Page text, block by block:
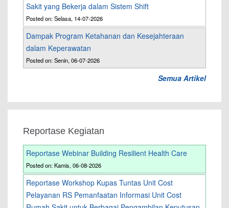
Sakit yang Bekerja dalam Sistem Shift
Posted on: Selasa, 14-07-2026
Dampak Program Ketahanan dan Kesejahteraan
dalam Keperawatan
Posted on: Senin, 06-07-2026
Semua Artikel
Reportase Kegiatan
Reportase Webinar Building Resilient Health Care
Posted on: Kamis, 06-08-2026
Reportase Workshop Kupas Tuntas Unit Cost
Pelayanan RS Pemanfaatan Informasi Unit Cost